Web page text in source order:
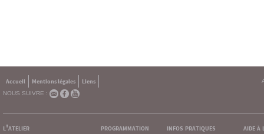
Accueil Mentions légales
Liens
NOUS SUIVRE :
l'atelier programmation infos pratiques aide